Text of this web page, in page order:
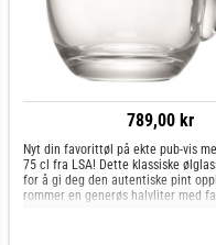
789,00 kr
Nyt din favorittøl på ekte pub-vis
75 cl fra LSA! Dette klassiske
for å gi deg den autentiske pint
rommer en generøs halvliter med